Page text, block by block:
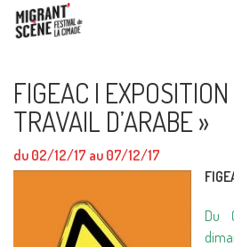
FIGEAC I
TRAVAIL D’ARABE »
du 02/12/17 au 07/12/17
Du